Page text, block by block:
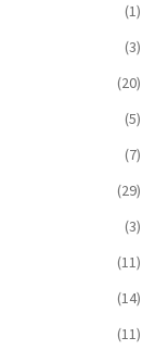
(1)
(3)
(20)
(5)
(7)
(29)
(3)
(11)
(14)
(11)